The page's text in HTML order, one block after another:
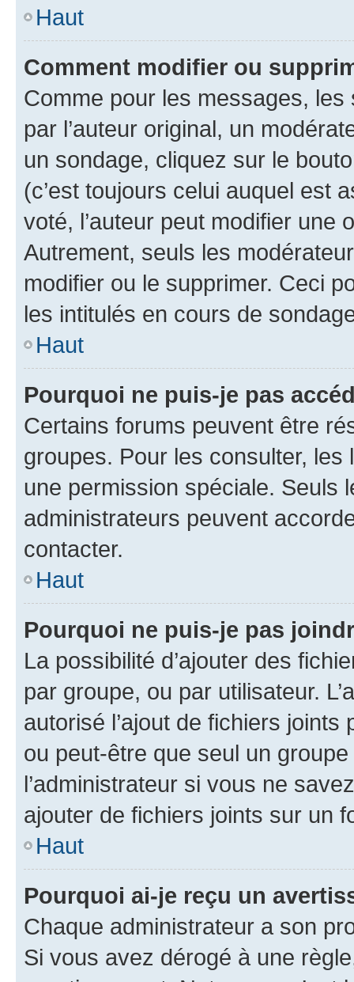
Haut
Comment modifier ou
Comme pour les messages,
par l’auteur original, un
un sondage, cliquez sur le
(c’est toujours celui auquel est
voté, l’auteur peut modifier une
Autrement, seuls les
modifier ou le supprimer. Ceci
les intitulés en cours de
Haut
Pourquoi ne puis-je pas
Certains forums peuvent être
groupes. Pour les consulter,
une permission spéciale. Seuls
administrateurs peuvent
contacter.
Haut
Pourquoi ne puis-je pas
La possibilité d’ajouter des
par groupe, ou par utilisateur.
autorisé l’ajout de fichiers
ou peut-être que seul un
l’administrateur si vous ne
ajouter de fichiers joints sur un
Haut
Pourquoi ai-je reçu un
Chaque administrateur a son
Si vous avez dérogé à une